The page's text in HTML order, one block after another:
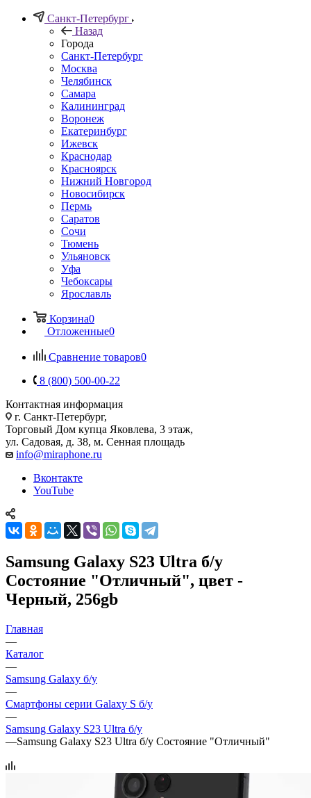
Санкт-Петербург
Назад
Города
Санкт-Петербург
Москва
Челябинск
Самара
Калининград
Воронеж
Екатеринбург
Ижевск
Краснодар
Красноярск
Нижний Новгород
Новосибирск
Пермь
Саратов
Сочи
Тюмень
Ульяновск
Уфа
Чебоксары
Ярославль
Корзина0
Отложенные0
Сравнение товаров0
8 (800) 500-00-22
Контактная информация
г. Санкт-Петербург,
Торговый Дом купца Яковлева, 3 этаж,
ул. Садовая, д. 38, м. Сенная площадь
info@miraphone.ru
Вконтакте
YouTube
Samsung Galaxy S23 Ultra б/у
Состояние "Отличный", цвет -
Черный, 256gb
Главная
—
Каталог
—
Samsung Galaxy б/у
—
Смартфоны серии Galaxy S б/у
—
Samsung Galaxy S23 Ultra б/у
—Samsung Galaxy S23 Ultra б/у Состояние "Отличный"